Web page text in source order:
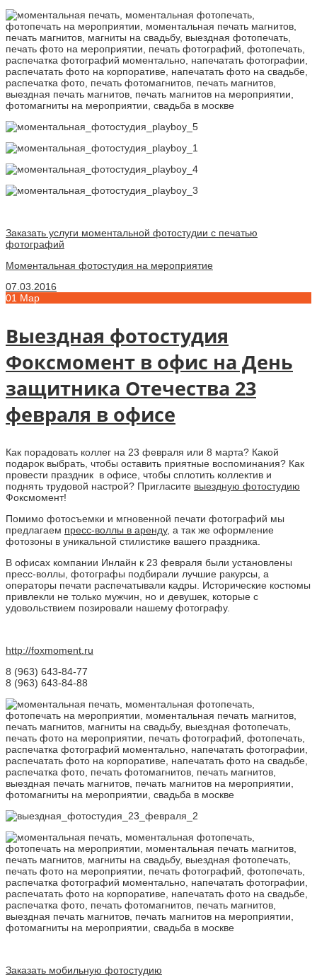
Заказать услуги моментальной фотостудии с печатью
фотографий
Моментальная фотостудия на мероприятие
07.03.2016
01 Мар
Выездная фотостудия
Фоксмомент в офис на День
защитника Отечества 23
февраля в офисе
Как порадовать коллег на 23 февраля или 8 марта? Какой
подарок выбрать, чтобы оставить приятные воспоминания? Как
провести праздник в офисе, чтобы сплотить коллектив и
поднять трудовой настрой? Пригласите выездную фотостудию
Фоксмомент!
Помимо фотосъемки и мгновенной печати фотографий мы
предлагаем пресс-воллы в аренду, а так же оформление
фотозоны в уникальной стилистике вашего праздника.
В офисах компании Инлайн к 23 февраля были установлены
пресс-воллы, фотографы подбирали лучшие ракурсы, а
операторы печати распечатывали кадры. Исторические костюмы
привлекли не только мужчин, но и девушек, которые с
удовольствием позировали нашему фотографу.
http://foxmoment.ru
8 (963) 643-84-77
8 (963) 643-84-88
Заказать мобильную фотостудию